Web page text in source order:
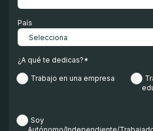
País
¿A qué te dedicas?*
Trabajo en una empresa
Soy